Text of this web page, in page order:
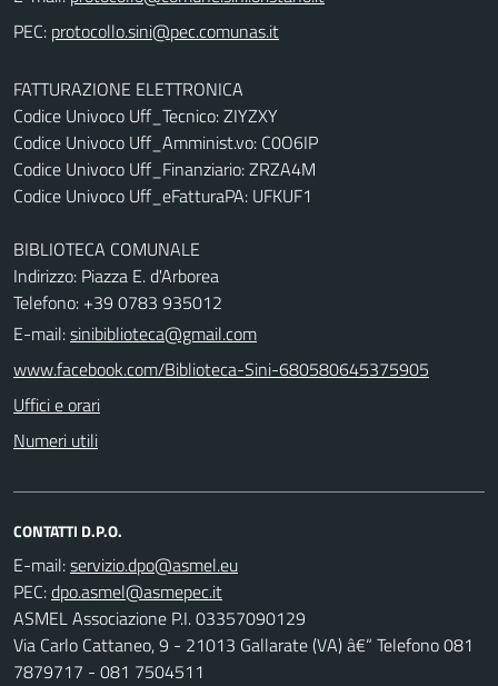
PEC:
FATTURAZIONE ELETTRONICA
Codice Univoco Uff_Tecnico: ZIYZXY
Codice Univoco Uff_Amminist.vo: C0O6IP
Codice Univoco Uff_Finanziario: ZRZA4M
Codice Univoco Uff_eFatturaPA: UFKUF1
BIBLIOTECA COMUNALE
Indirizzo: Piazza E. d'Arborea
Telefono: +39 0783 935012
E-mail:sinibiblioteca@gmail.com
www.facebook.com/Biblioteca-Sini-680580645375905
Uffici e orari
Numeri utili
CONTATTI D.P.O.
E-mail:
PEC:
ASMEL Associazione P.I. 03357090129
Via Carlo Cattaneo, 9 - 21013 Gallarate (VA) â€“ Telefono 081
7879717 - 081 7504511